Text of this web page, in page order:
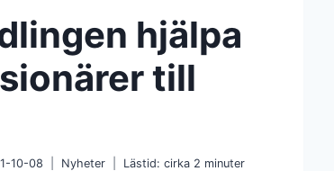
hjälpa
till
10-08 Nyheter Lästid: cirka 2 minuter